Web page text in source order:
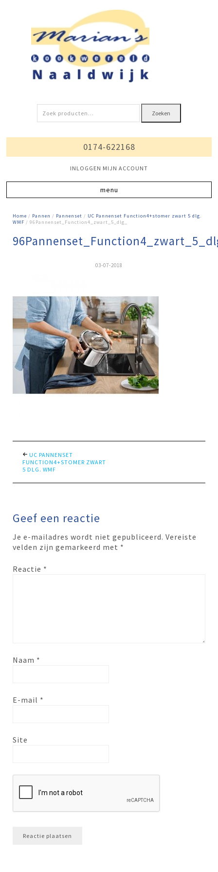
Zoeken
naar:
Zoeken
0174-622168
INLOGGEN MIJN ACCOUNT
Home / Pannen / Pannenset / UC Pannenset Function4+stomer zwart 5 dlg.
WMF / 96Pannenset_Function4_zwart_5_dlg_
03-07-2018
UC PANNENSET
FUNCTION4+STOMER ZWART
5 DLG. WMF
Geef een reactie
Je e-mailadres wordt niet gepubliceerd. Vereiste
velden zijn gemarkeerd met *
Reactie *
Naam *
E-mail *
Site